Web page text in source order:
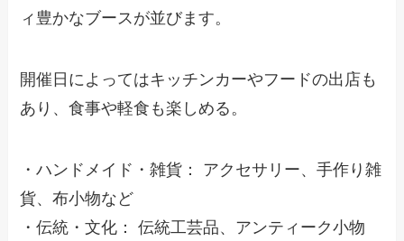
ィ豊かなブースが並びます。
開催日によってはキッチンカーやフードの出店も
あり、食事や軽食も楽しめる。
・ハンドメイド・雑貨： アクセサリー、手作り雑
貨、布小物など
・伝統・文化： 伝統工芸品、アンティーク小物